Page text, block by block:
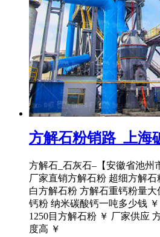
方解石粉销路_上海
方解石_石灰石–【安徽省池州
厂家直销方解石粉 超细方解
白方解石粉 方解石重钙粉量
钙粉 纳米碳酸钙一吨多少钱
1250目方解石粉 ￥ 厂家供应
度高 ￥